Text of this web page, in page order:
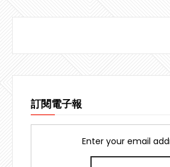
訂閱電子報
Enter your email